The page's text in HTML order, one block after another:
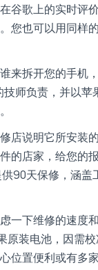
谷歌上的实时评
您也可以用同样
来拆开您的手机
技师负责，并以
店说明它所安装
的店家，给您的
90天保修，涵
一下维修的速度
原装电池，因需
位置便利或有多